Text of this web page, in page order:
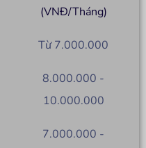
(VNĐ/Tháng)
Từ 7.000.000
8.000.000 -
10.000.000
7.000.000 -